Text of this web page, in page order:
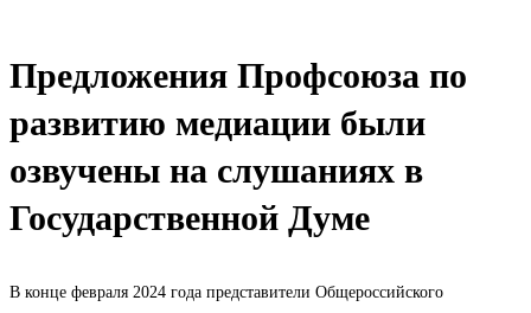
Предложения Профсоюза по
развитию медиации были
озвучены на слушаниях в
Государственной Думе
В конце февраля 2024 года представители Общероссийского